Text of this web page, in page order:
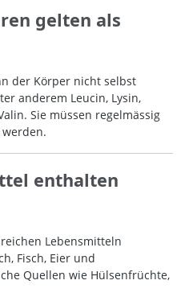
gelten als
der Körper nicht selbst
anderem Leucin, Lysin,
Sie müssen regelmässig
enthalten
Lebensmitteln
Fisch, Eier und
Quellen wie Hülsenfrüchte,